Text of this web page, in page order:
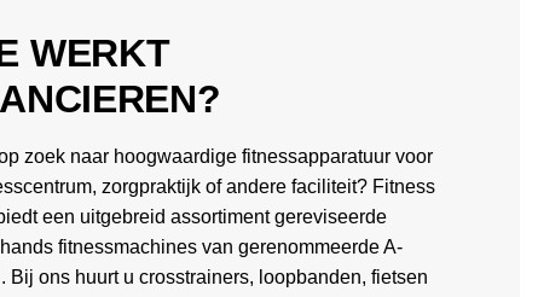
WERKT
zoek naar hoogwaardige fitnessapparatuur voor
zorgpraktijk of andere faciliteit? Fitness
een uitgebreid assortiment gereviseerde
fitnessmachines van gerenommeerde A-
Bij ons huurt u crosstrainers, loopbanden, fietsen